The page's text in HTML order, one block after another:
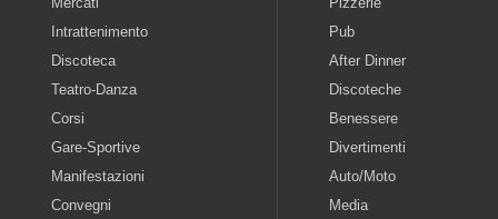
Intrattenimento
Discoteca
Teatro-Danza
Corsi
Gare-Sportive
Manifestazioni
Convegni
Pub
After Dinner
Discoteche
Benessere
Divertimenti
Auto/Moto
Media